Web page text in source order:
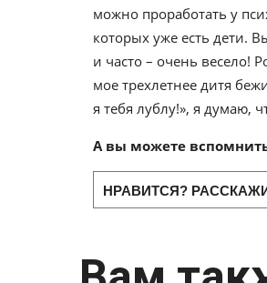
можно проработать у
которых уже есть дети.
и часто – очень весело!
мое трехлетнее дитя
я тебя лублу!», я думаю,
А вы можете
НРАВИТСЯ?